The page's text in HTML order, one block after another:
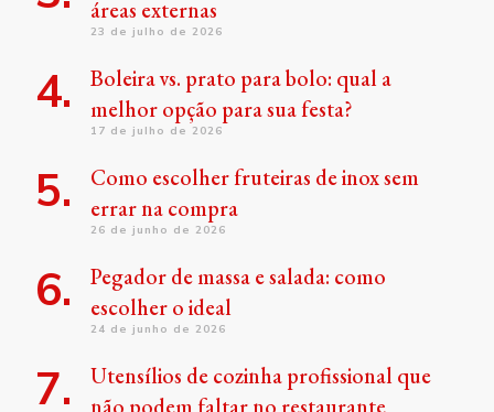
áreas externas
23 de julho de 2026
Boleira vs. prato para bolo: qual a
melhor opção para sua festa?
17 de julho de 2026
Como escolher fruteiras de inox sem
errar na compra
26 de junho de 2026
Pegador de massa e salada: como
escolher o ideal
24 de junho de 2026
Utensílios de cozinha profissional que